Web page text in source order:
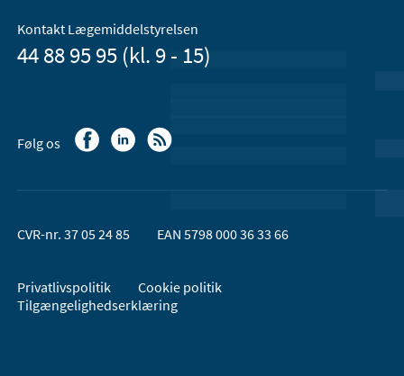
Kontakt Lægemiddelstyrelsen
44 88 95 95 (kl. 9 - 15)
Følg os
CVR-nr. 37 05 24 85 EAN 5798 000 36 33 66
Privatlivspolitik
Cookie politik
Tilgængelighedserklæring